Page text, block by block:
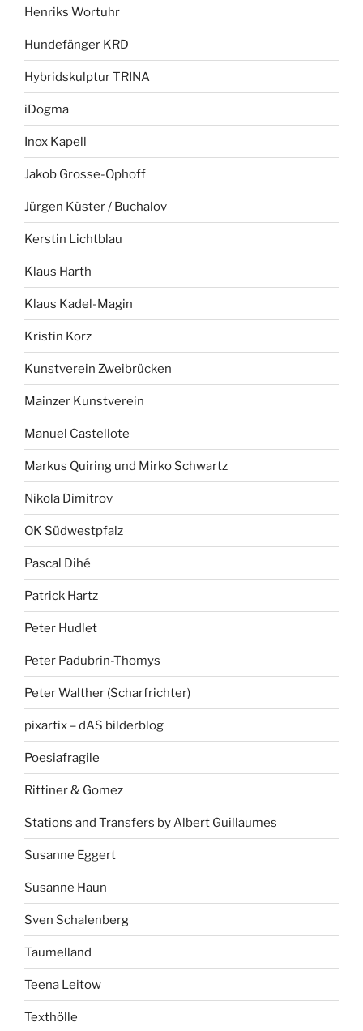
Henriks Wortuhr
Hundefänger KRD
Hybridskulptur TRINA
iDogma
Inox Kapell
Jakob Grosse-Ophoff
Jürgen Küster / Buchalov
Kerstin Lichtblau
Klaus Harth
Klaus Kadel-Magin
Kristin Korz
Kunstverein Zweibrücken
Mainzer Kunstverein
Manuel Castellote
Markus Quiring und Mirko Schwartz
Nikola Dimitrov
OK Südwestpfalz
Pascal Dihé
Patrick Hartz
Peter Hudlet
Peter Padubrin-Thomys
Peter Walther (Scharfrichter)
pixartix – dAS bilderblog
Poesiafragile
Rittiner & Gomez
Stations and Transfers by Albert Guillaumes
Susanne Eggert
Susanne Haun
Sven Schalenberg
Taumelland
Teena Leitow
Texthölle